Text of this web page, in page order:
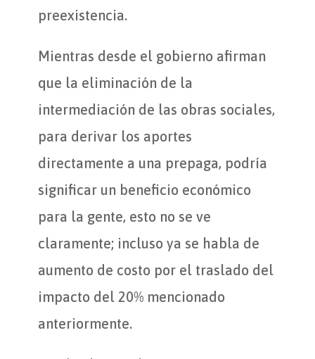
preexistencia.
Mientras desde el gobierno afirman
que la eliminación de la
intermediación de las obras sociales,
para derivar los aportes
directamente a una prepaga, podría
significar un beneficio económico
para la gente, esto no se ve
claramente; incluso ya se habla de
aumento de costo por el traslado del
impacto del 20% mencionado
anteriormente.